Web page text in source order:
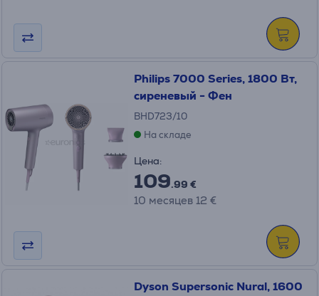
Philips 7000 Series, 1800 Вт,
сиреневый - Фен
BHD723/10
На складе
Цена:
109.99 €
10 месяцев 12 €
Dyson Supersonic Nural, 1600